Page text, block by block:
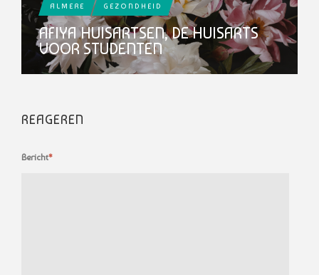
ALMERE GEZONDHEID
AFIYA HUISARTSEN, DE HUISARTS
VOOR STUDENTEN
REAGEREN
Bericht*